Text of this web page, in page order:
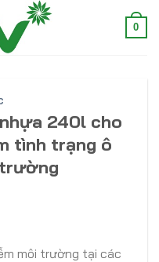
0
240l cho
tình trạng ô
môi trường tại các